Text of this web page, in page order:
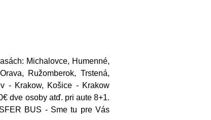
Michalovce, Humenné,
Ružomberok, Trstená,
- Krakow, Košice - Krakow
dve osoby atď. pri aute 8+1.
BUS - Sme tu pre Vás